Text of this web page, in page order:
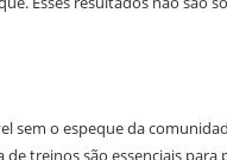
sem o espeque da
treinos são essenciais